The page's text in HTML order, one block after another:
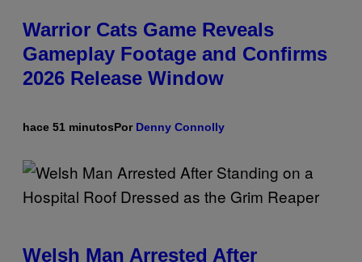
Warrior Cats Game Reveals
Gameplay Footage and Confirms
2026 Release Window
hace 51 minutosPor Denny Connolly
Welsh Man Arrested After